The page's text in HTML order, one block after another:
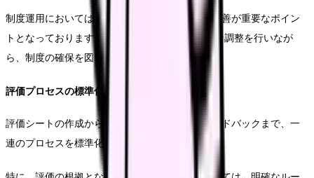
制度運用においては、透明性の確保と継続的な改善が重要なポイン
トとなっております。 定期モニタリングと必要な調整を行いなが
ら、制度の確保を図ります。
評価プロセスの標準化
評価シートの作成から面談の実施、結果のフィードバックまで、一
連のプロセスを標準化します。